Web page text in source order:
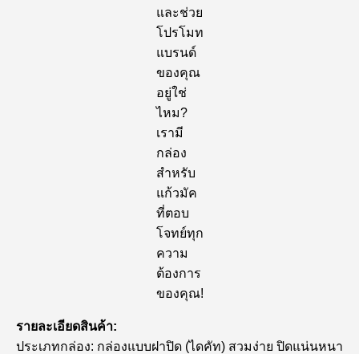
และช่วย
โปรโมท
แบรนด์
ของคุณ
อยู่ใช่
ไหม?
เรามี
กล่อง
สำหรับ
แก้วมัค
ที่ตอบ
โจทย์ทุก
ความ
ต้องการ
ของคุณ!
รายละเอียดสินค้า:
ประเภทกล่อง: กล่องแบบฝาปิด (ไดคัท) สวมง่าย ปิดแน่นหนา